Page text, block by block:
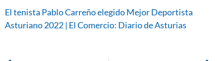
El tenista Pablo Carreño elegido Mejor Deportista
Asturiano 2022 | El Comercio: Diario de Asturias